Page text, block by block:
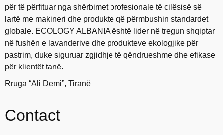
për të përfituar nga shërbimet profesionale të cilësisë së
lartë me makineri dhe produkte që përmbushin standardet
globale. ECOLOGY ALBANIA është lider në tregun shqiptar
në fushën e lavanderive dhe produkteve ekologjike për
pastrim, duke siguruar zgjidhje të qëndrueshme dhe efikase
për klientët tanë.
Rruga “Ali Demi”, Tiranë
Contact